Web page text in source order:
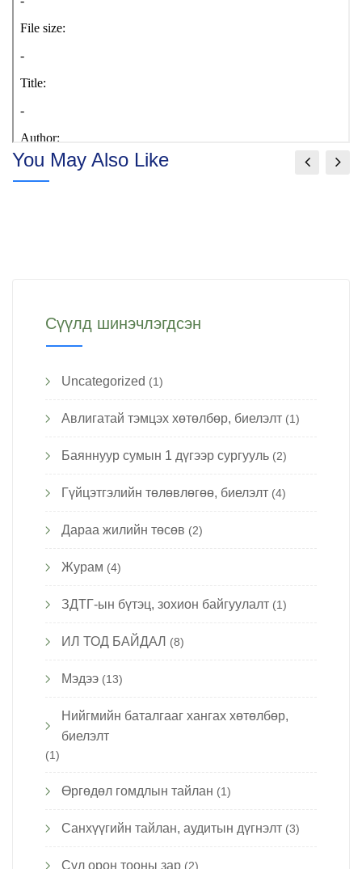
You May Also Like
Сүүлд шинэчлэгдсэн
Uncategorized (1)
Авлигатай тэмцэх хөтөлбөр, биелэлт (1)
Баяннуур сумын 1 дүгээр сургууль (2)
Гүйцэтгэлийн төлөвлөгөө, биелэлт (4)
Дараа жилийн төсөв (2)
Журам (4)
ЗДТГ-ын бүтэц, зохион байгуулалт (1)
ИЛ ТОД БАЙДАЛ (8)
Мэдээ (13)
Нийгмийн баталгааг хангах хөтөлбөр,
биелэлт
(1)
Өргөдөл гомдлын тайлан (1)
Санхүүгийн тайлан, аудитын дүгнэлт (3)
Сул орон тооны зар (2)